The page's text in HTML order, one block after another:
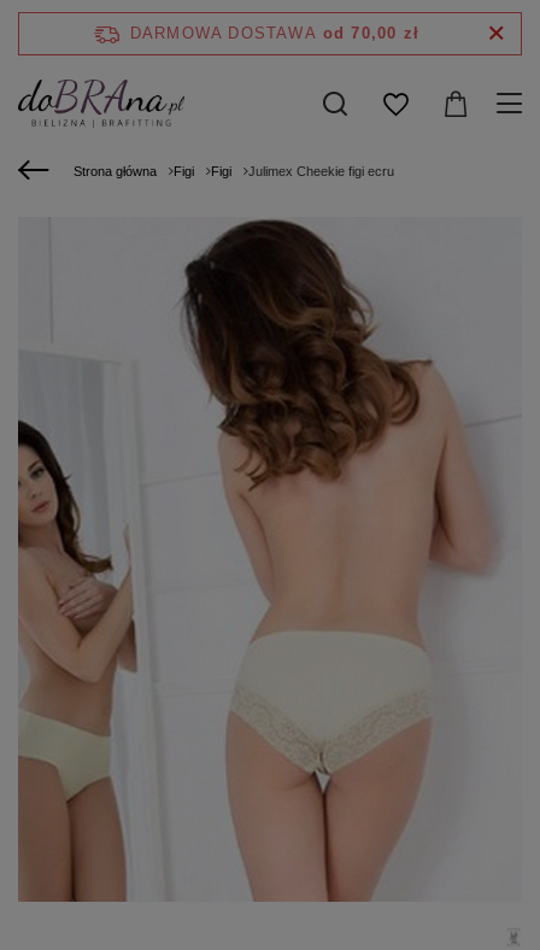
DARMOWA DOSTAWA od 70,00 zł
Strona główna Figi Figi Julimex Cheekie figi ecru